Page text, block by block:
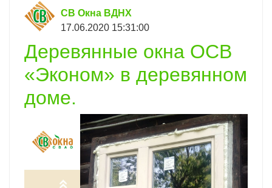
СВ Окна ВДНХ
17.06.2020 15:31:00
Деревянные окна ОСВ
«Эконом» в деревянном
доме.